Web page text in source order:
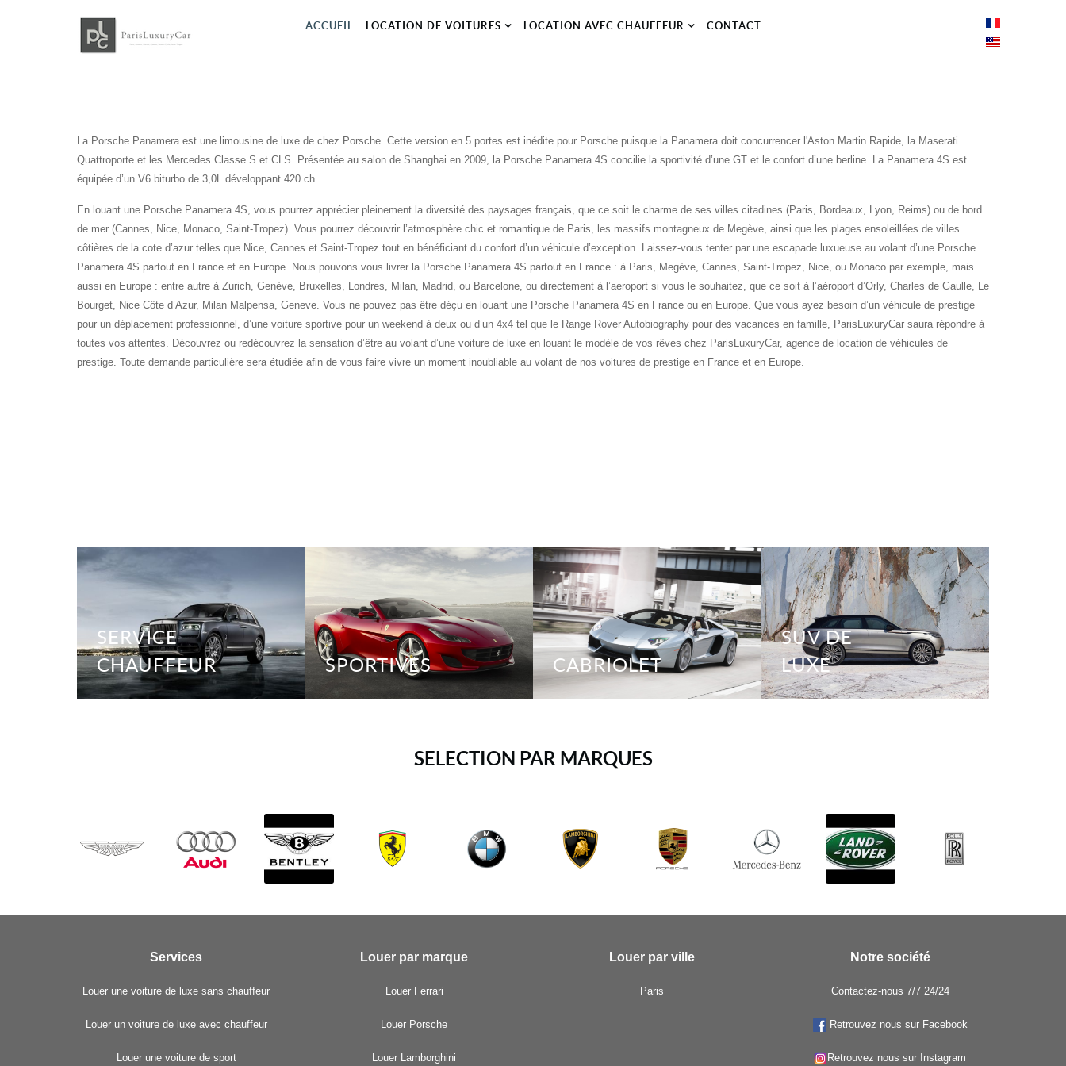
ACCUEIL LOCATION DE VOITURES LOCATION AVEC CHAUFFEUR CONTACT
La Porsche Panamera est une limousine de luxe de chez Porsche. Cette version en 5 portes est inédite pour Porsche puisque la Panamera doit concurrencer l'Aston Martin Rapide, la Maserati
Quattroporte et les Mercedes Classe S et CLS. Présentée au salon de Shanghai en 2009, la Porsche Panamera 4S concilie la sportivité d’une GT et le confort d’une berline. La Panamera 4S est
équipée d’un V6 biturbo de 3,0L développant 420 ch.
En louant une Porsche Panamera 4S, vous pourrez apprécier pleinement la diversité des paysages français, que ce soit le charme de ses villes citadines (Paris, Bordeaux, Lyon, Reims) ou de bord
de mer (Cannes, Nice, Monaco, Saint-Tropez). Vous pourrez découvrir l’atmosphère chic et romantique de Paris, les massifs montagneux de Megève, ainsi que les plages ensoleillées de villes
côtières de la cote d’azur telles que Nice, Cannes et Saint-Tropez tout en bénéficiant du confort d’un véhicule d’exception. Laissez-vous tenter par une escapade luxueuse au volant d’une Porsche
Panamera 4S partout en France et en Europe. Nous pouvons vous livrer la Porsche Panamera 4S partout en France : à Paris, Megève, Cannes, Saint-Tropez, Nice, ou Monaco par exemple, mais
aussi en Europe : entre autre à Zurich, Genève, Bruxelles, Londres, Milan, Madrid, ou Barcelone, ou directement à l’aeroport si vous le souhaitez, que ce soit à l’aéroport d’Orly, Charles de Gaulle, Le
Bourget, Nice Côte d’Azur, Milan Malpensa, Geneve. Vous ne pouvez pas être déçu en louant une Porsche Panamera 4S en France ou en Europe. Que vous ayez besoin d’un véhicule de prestige
pour un déplacement professionnel, d’une voiture sportive pour un weekend à deux ou d’un 4x4 tel que le Range Rover Autobiography pour des vacances en famille, ParisLuxuryCar saura répondre à
toutes vos attentes. Découvrez ou redécouvrez la sensation d’être au volant d’une voiture de luxe en louant le modèle de vos rêves chez ParisLuxuryCar, agence de location de véhicules de
prestige. Toute demande particulière sera étudiée afin de vous faire vivre un moment inoubliable au volant de nos voitures de prestige en France et en Europe.
SERVICE
CHAUFFEUR
SPORTIVES CABRIOLET
SUV DE
LUXE
SELECTION PAR MARQUES
Services
Louer une voiture de luxe sans chauffeur
Louer un voiture de luxe avec chauffeur
Louer une voiture de sport
Louer par marque
Louer Ferrari
Louer Porsche
Louer Lamborghini
Louer par ville
Paris
Notre société
Contactez-nous 7/7 24/24
Retrouvez nous sur Facebook
Retrouvez nous sur Instagram